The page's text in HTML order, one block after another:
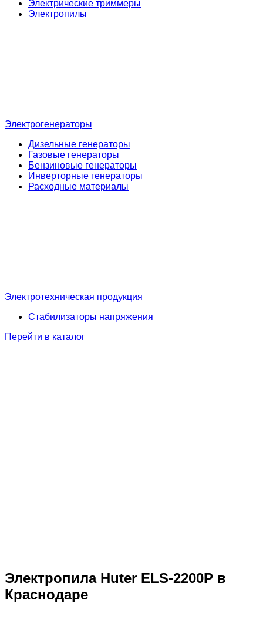
Электрические триммеры
Электропилы
Электрогенераторы
Дизельные генераторы
Газовые генераторы
Бензиновые генераторы
Инверторные генераторы
Расходные материалы
Электротехническая продукция
Стабилизаторы напряжения
Перейти в каталог
Электропила Huter ELS-2200P в
Краснодаре